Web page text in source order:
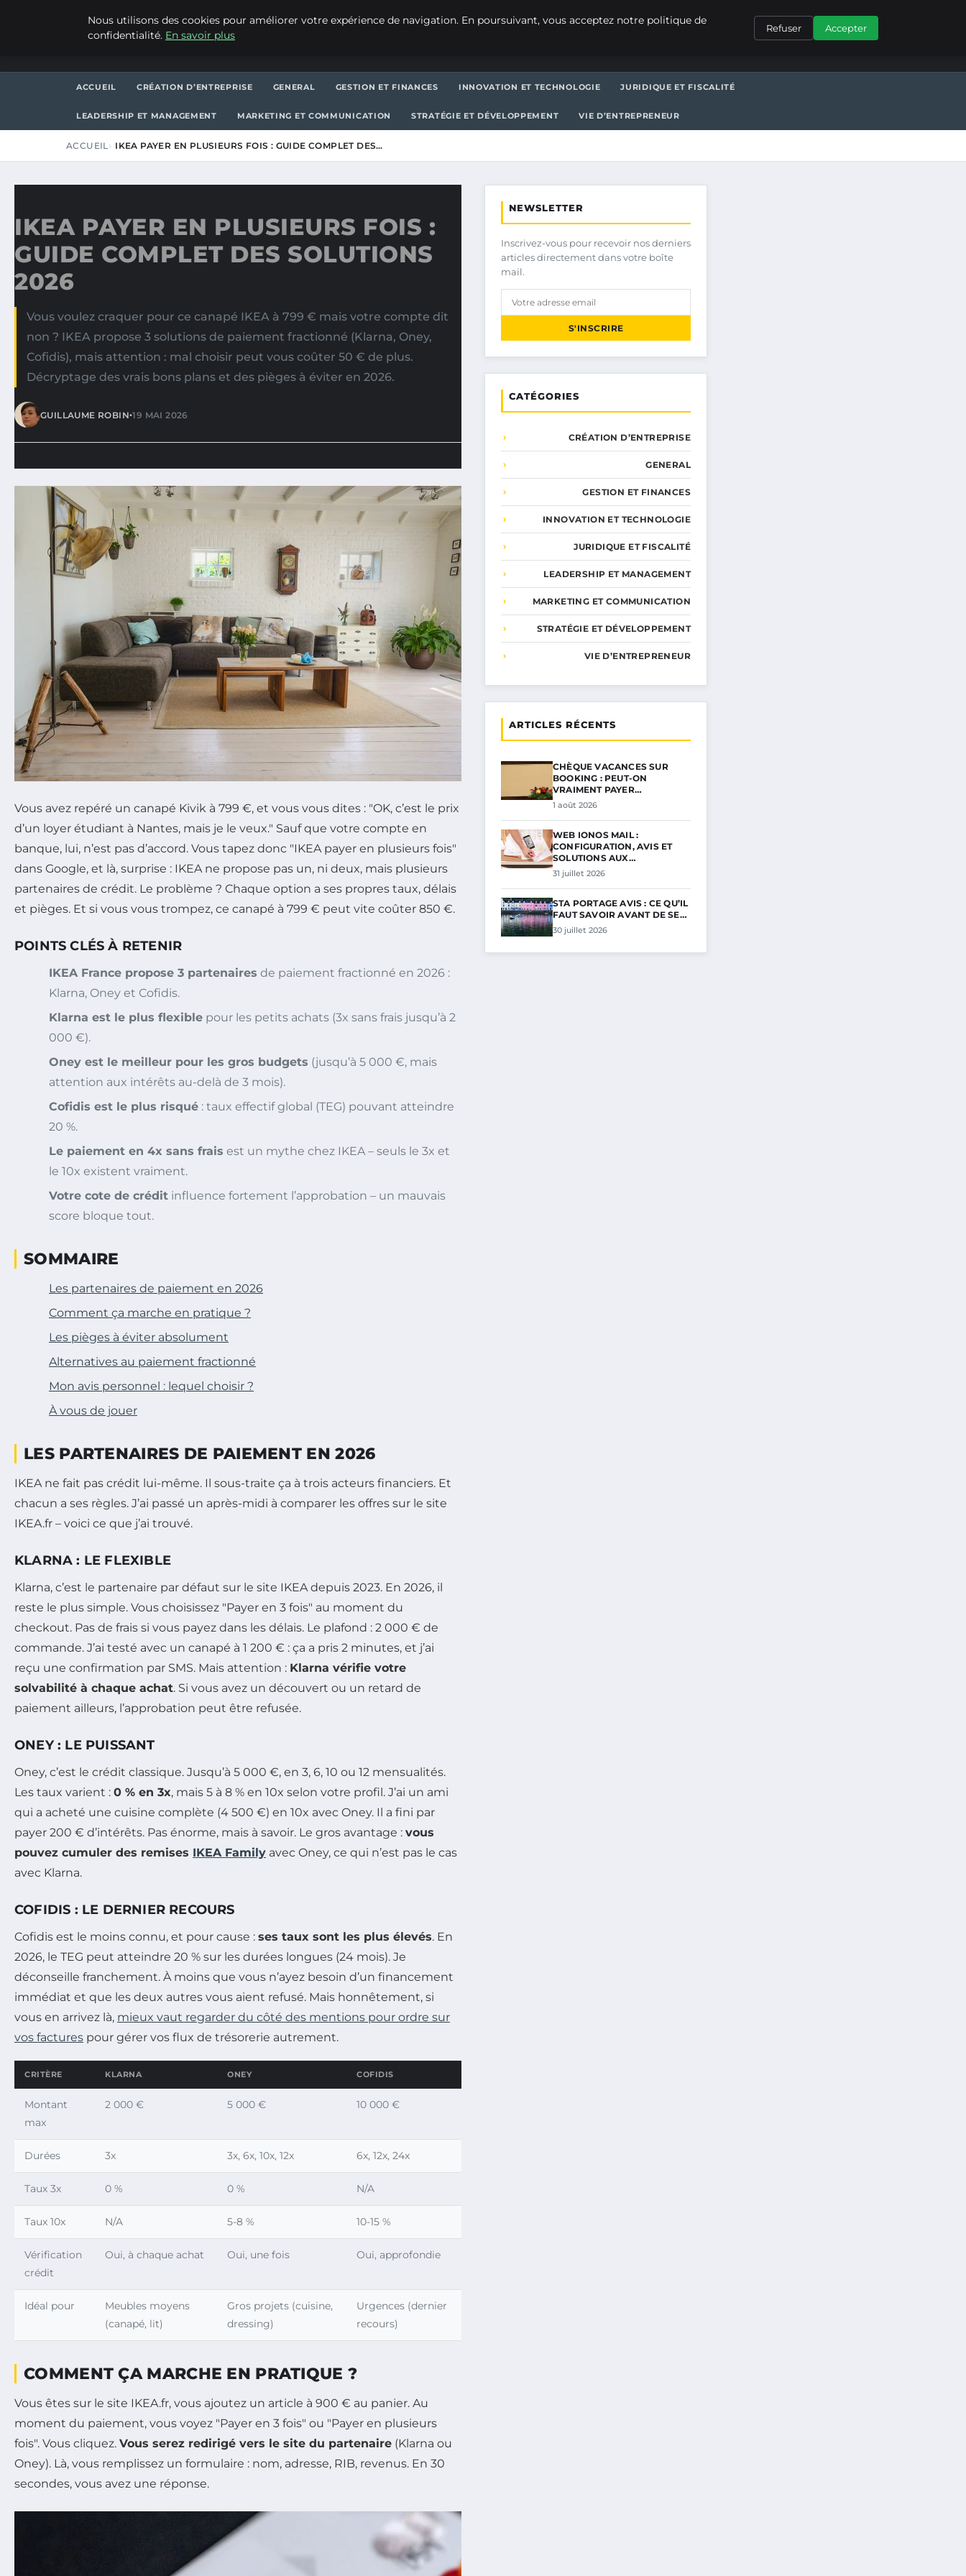
ACCUEIL CRÉATION D’ENTREPRISE GENERAL GESTION ET FINANCES INNOVATION ET TECHNOLOGIE JURIDIQUE ET FISCALITÉ
LEADERSHIP ET MANAGEMENT MARKETING ET COMMUNICATION STRATÉGIE ET DÉVELOPPEMENT VIE D’ENTREPRENEUR
ACCUEIL IKEA PAYER EN PLUSIEURS FOIS : GUIDE COMPLET DES…
IKEA PAYER EN PLUSIEURS FOIS :
GUIDE COMPLET DES SOLUTIONS
2026
Vous voulez craquer pour ce canapé IKEA à 799 € mais votre compte dit
non ? IKEA propose 3 solutions de paiement fractionné (Klarna, Oney,
Cofidis), mais attention : mal choisir peut vous coûter 50 € de plus.
Décryptage des vrais bons plans et des pièges à éviter en 2026.
GUILLAUME ROBIN•19 MAI 2026
Vous avez repéré un canapé Kivik à 799 €, et vous vous dites : "OK, c’est le prix
d’un loyer étudiant à Nantes, mais je le veux." Sauf que votre compte en
banque, lui, n’est pas d’accord. Vous tapez donc "IKEA payer en plusieurs fois"
dans Google, et là, surprise : IKEA ne propose pas un, ni deux, mais plusieurs
partenaires de crédit. Le problème ? Chaque option a ses propres taux, délais
et pièges. Et si vous vous trompez, ce canapé à 799 € peut vite coûter 850 €.
POINTS CLÉS À RETENIR
IKEA France propose 3 partenaires de paiement fractionné en 2026 :
Klarna, Oney et Cofidis.
Klarna est le plus flexible pour les petits achats (3x sans frais jusqu’à 2
000 €).
Oney est le meilleur pour les gros budgets (jusqu’à 5 000 €, mais
attention aux intérêts au-delà de 3 mois).
Cofidis est le plus risqué : taux effectif global (TEG) pouvant atteindre
20 %.
Le paiement en 4x sans frais est un mythe chez IKEA – seuls le 3x et
le 10x existent vraiment.
Votre cote de crédit influence fortement l’approbation – un mauvais
score bloque tout.
SOMMAIRE
Les partenaires de paiement en 2026
Comment ça marche en pratique ?
Les pièges à éviter absolument
Alternatives au paiement fractionné
Mon avis personnel : lequel choisir ?
À vous de jouer
LES PARTENAIRES DE PAIEMENT EN 2026
IKEA ne fait pas crédit lui-même. Il sous-traite ça à trois acteurs financiers. Et
chacun a ses règles. J’ai passé un après-midi à comparer les offres sur le site
IKEA.fr – voici ce que j’ai trouvé.
KLARNA : LE FLEXIBLE
Klarna, c’est le partenaire par défaut sur le site IKEA depuis 2023. En 2026, il
reste le plus simple. Vous choisissez "Payer en 3 fois" au moment du
checkout. Pas de frais si vous payez dans les délais. Le plafond : 2 000 € de
commande. J’ai testé avec un canapé à 1 200 € : ça a pris 2 minutes, et j’ai
reçu une confirmation par SMS. Mais attention : Klarna vérifie votre
solvabilité à chaque achat. Si vous avez un découvert ou un retard de
paiement ailleurs, l’approbation peut être refusée.
ONEY : LE PUISSANT
Oney, c’est le crédit classique. Jusqu’à 5 000 €, en 3, 6, 10 ou 12 mensualités.
Les taux varient : 0 % en 3x, mais 5 à 8 % en 10x selon votre profil. J’ai un ami
qui a acheté une cuisine complète (4 500 €) en 10x avec Oney. Il a fini par
payer 200 € d’intérêts. Pas énorme, mais à savoir. Le gros avantage : vous
pouvez cumuler des remises IKEA Family avec Oney, ce qui n’est pas le cas
avec Klarna.
COFIDIS : LE DERNIER RECOURS
Cofidis est le moins connu, et pour cause : ses taux sont les plus élevés. En
2026, le TEG peut atteindre 20 % sur les durées longues (24 mois). Je
déconseille franchement. À moins que vous n’ayez besoin d’un financement
immédiat et que les deux autres vous aient refusé. Mais honnêtement, si
vous en arrivez là, mieux vaut regarder du côté des mentions pour ordre sur
vos factures pour gérer vos flux de trésorerie autrement.
CRITÈRE KLARNA ONEY COFIDIS
Montant
max
2 000 € 5 000 € 10 000 €
Durées 3x 3x, 6x, 10x, 12x 6x, 12x, 24x
Taux 3x 0 % 0 % N/A
Taux 10x N/A 5-8 % 10-15 %
Vérification
crédit
Oui, à chaque achat Oui, une fois Oui, approfondie
Idéal pour
Meubles moyens
(canapé, lit)
Gros projets (cuisine,
dressing)
Urgences (dernier
recours)
COMMENT ÇA MARCHE EN PRATIQUE ?
Vous êtes sur le site IKEA.fr, vous ajoutez un article à 900 € au panier. Au
moment du paiement, vous voyez "Payer en 3 fois" ou "Payer en plusieurs
fois". Vous cliquez. Vous serez redirigé vers le site du partenaire (Klarna ou
Oney). Là, vous remplissez un formulaire : nom, adresse, RIB, revenus. En 30
secondes, vous avez une réponse.
NEWSLETTER
Inscrivez-vous pour recevoir nos derniers
articles directement dans votre boîte
mail.
S'INSCRIRE
CATÉGORIES
CRÉATION D’ENTREPRISE
GENERAL
GESTION ET FINANCES
INNOVATION ET TECHNOLOGIE
JURIDIQUE ET FISCALITÉ
LEADERSHIP ET MANAGEMENT
MARKETING ET COMMUNICATION
STRATÉGIE ET DÉVELOPPEMENT
VIE D’ENTREPRENEUR
ARTICLES RÉCENTS
CHÈQUE VACANCES SUR
BOOKING : PEUT-ON
VRAIMENT PAYER…
1 août 2026
WEB IONOS MAIL :
CONFIGURATION, AVIS ET
SOLUTIONS AUX…
31 juillet 2026
STA PORTAGE AVIS : CE QU’IL
FAUT SAVOIR AVANT DE SE…
30 juillet 2026
Nous utilisons des cookies pour améliorer votre expérience de navigation. En poursuivant, vous acceptez notre politique de
confidentialité. En savoir plus
Refuser Accepter